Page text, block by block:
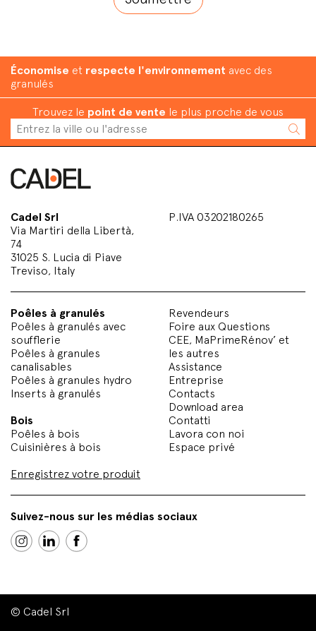
Économise et respecte l'environnement avec des
granulés
Trouvez le point de vente le plus proche de vous
Cadel Srl
Via Martiri della Libertà,
74
31025 S. Lucia di Piave
Treviso, Italy
P.IVA 03202180265
Poêles à granulés
Poêles à granulés avec
soufflerie
Poêles à granules
canalisables
Poêles à granules hydro
Inserts à granulés
Bois
Poêles à bois
Cuisinières à bois
Enregistrez votre produit
Revendeurs
Foire aux Questions
CEE, MaPrimeRénov’ et
les autres
Assistance
Entreprise
Contacts
Download area
Contatti
Lavora con noi
Espace privé
Suivez-nous sur les médias sociaux
© Cadel Srl